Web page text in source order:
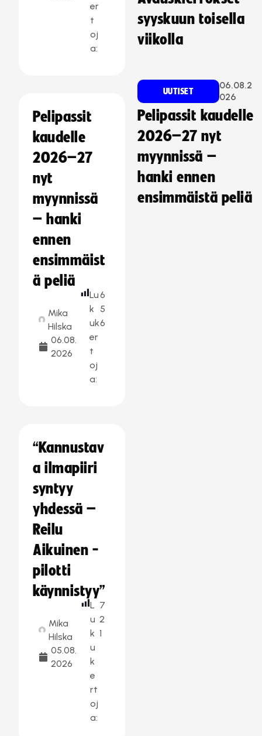
er
t
oj
a:
Pelipassit
kaudelle
2026–27
nyt
myynnissä
– hanki
ennen
ensimmäist
ä peliä
Mika
Hilska
06.08.
2026
Lu
k
uk
er
t
oj
a:
6
5
6
“Kannustav
a ilmapiiri
syntyy
yhdessä –
Reilu
Aikuinen -
pilotti
käynnistyy”
Mika
Hilska
05.08.
2026
L
u
k
u
k
e
rt
oj
a:
7
2
1
syyskuun toisella
viikolla
UUTISET
06.08.2
026
Pelipassit kaudelle
2026–27 nyt
myynnissä –
hanki ennen
ensimmäistä peliä